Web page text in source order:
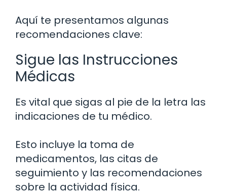
Aquí te presentamos algunas
recomendaciones clave:
Sigue las Instrucciones
Médicas
Es vital que sigas al pie de la letra las
indicaciones de tu médico.
Esto incluye la toma de
medicamentos, las citas de
seguimiento y las recomendaciones
sobre la actividad física.